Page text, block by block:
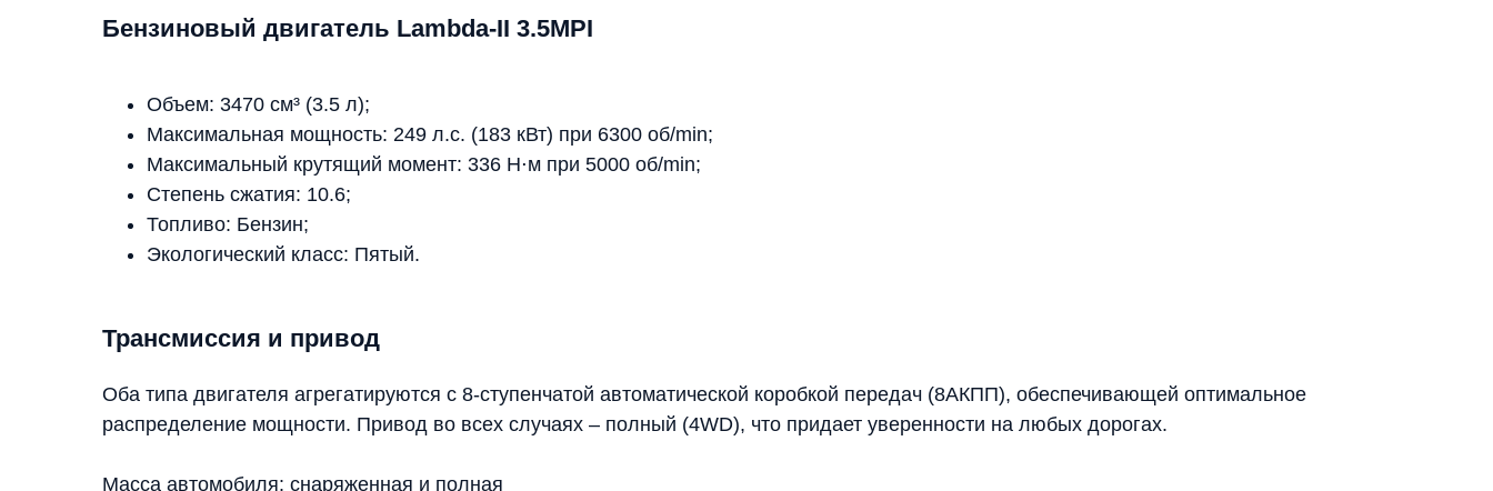
Бензиновый двигатель Lambda-II 3.5MPI
Объем: 3470 см³ (3.5 л);
Максимальная мощность: 249 л.с. (183 кВт) при 6300 об/min;
Максимальный крутящий момент: 336 Н⋅м при 5000 об/min;
Степень сжатия: 10.6;
Топливо: Бензин;
Экологический класс: Пятый.
Трансмиссия и привод
Оба типа двигателя агрегатируются с 8-ступенчатой автоматической коробкой передач (8АКПП), обеспечивающей оптимальное
распределение мощности. Привод во всех случаях – полный (4WD), что придает уверенности на любых дорогах.
Масса автомобиля: снаряженная и полная